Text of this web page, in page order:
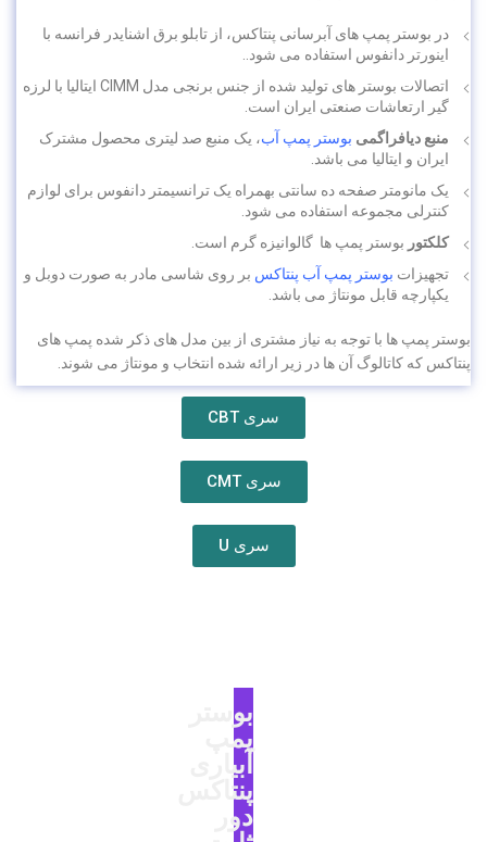
در بوستر پمپ های آبرسانی پنتاکس، از تابلو برق اشنایدر فرانسه با
اینورتر دانفوس استفاده می شود..
اتصالات بوستر های تولید شده از جنس برنجی مدل CIMM ایتالیا با لرزه
گیر ارتعاشات صنعتی ایران است.
منبع دیافراگمی بوستر پمپ آب، یک منبع صد لیتری محصول مشترک
ایران و ایتالیا می باشد.
یک مانومتر صفحه ده سانتی بهمراه یک ترانسیمتر دانفوس برای لوازم
کنترلی مجموعه استفاده می شود.
کلکتور بوستر پمپ ها گالوانیزه گرم است.
تجهیزات بوستر پمپ آب پنتاکس بر روی شاسی مادر به صورت دوبل و
یکپارچه قابل مونتاژ می باشد.
بوستر پمپ ها با توجه به نیاز مشتری از بین مدل های ذکر شده پمپ های
پنتاکس که کاتالوگ آن ها در زیر ارائه شده انتخاب و مونتاژ می شوند.
سری CBT
سری CMT
سری U
بوستر
پمپ
آبیاری
پنتاکس
دور